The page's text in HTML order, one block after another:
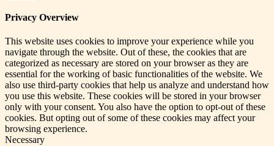
Privacy Overview
This website uses cookies to improve your experience while you
navigate through the website. Out of these, the cookies that are
categorized as necessary are stored on your browser as they are
essential for the working of basic functionalities of the website. We
also use third-party cookies that help us analyze and understand how
you use this website. These cookies will be stored in your browser
only with your consent. You also have the option to opt-out of these
cookies. But opting out of some of these cookies may affect your
browsing experience.
Necessary